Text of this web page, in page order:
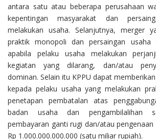
antara satu atau beberapa perusahaan
kepentingan masyarakat dan
melakukan usaha. Selanjutnya, merger
praktik monopoli dan persaingan
apabila pelaku usaha melakukan
kegiatan yang dilarang, dan/atau
dominan. Selain itu KPPU dapat
kepada pelaku usaha yang melakukan
penetapan pembatalan atas
badan usaha dan pengambilalihan
pembayaran ganti rugi dan/atau
Rp 1.000.000.000.000 (satu miliar rupiah).